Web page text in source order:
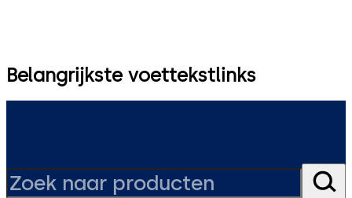
Belangrijkste voettekstlinks